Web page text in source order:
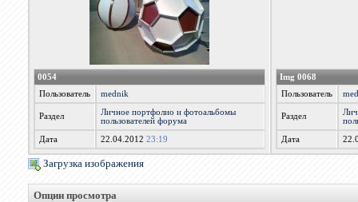
0054
Пользователь
mednik
Раздел
Личное портфолио и фотоальбомы
пользователей форума
Дата 22.04.2012 23:19
Img 0068
Пользователь
Раздел
Дата
Загрузка изображения
Опции просмотра